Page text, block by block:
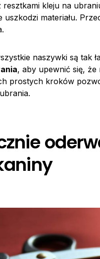
resztkami kleju na
uszkodzi materiału.
naszywki są tak
, aby upewnić się,
prostych kroków